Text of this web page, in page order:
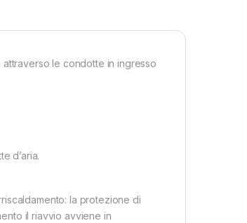
le condotte in ingresso
d’aria.
la protezione di
il riavvio avviene in